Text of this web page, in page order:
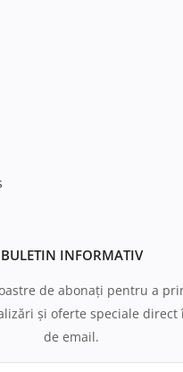
BULETIN INFORMATIV
de abonați pentru a
și oferte speciale direct
de email.